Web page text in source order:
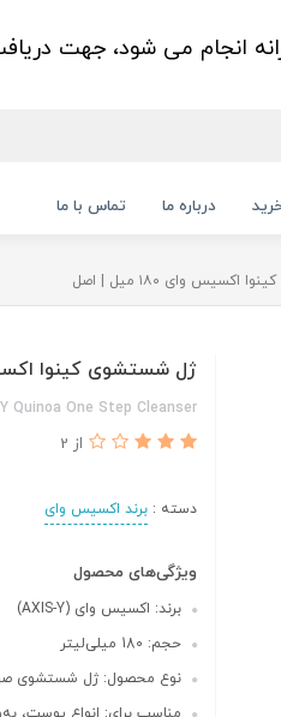
انجام می شود، جهت
درباره ما تماس با ما
وای ۱۸۰ میل | اصل
ژل شستشوی کینوا اکسیس وای
Quinoa One Step Cleanser
از 2
دسته :برند اکسیس وای
ویژگی‌های محصول
برند: اکسیس وای (AXIS-Y)
حجم: 180 میلی‌لیتر
نوع محصول: ژل شستشوی